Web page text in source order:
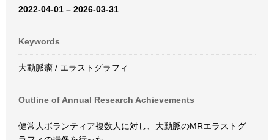
2022-04-01 – 2026-03-31
Keywords
大動脈瘤 / エラストグラフィ
Outline of Annual Research Achievements
健常人ボランティア複数人に対し、大動脈のMRエラストグ